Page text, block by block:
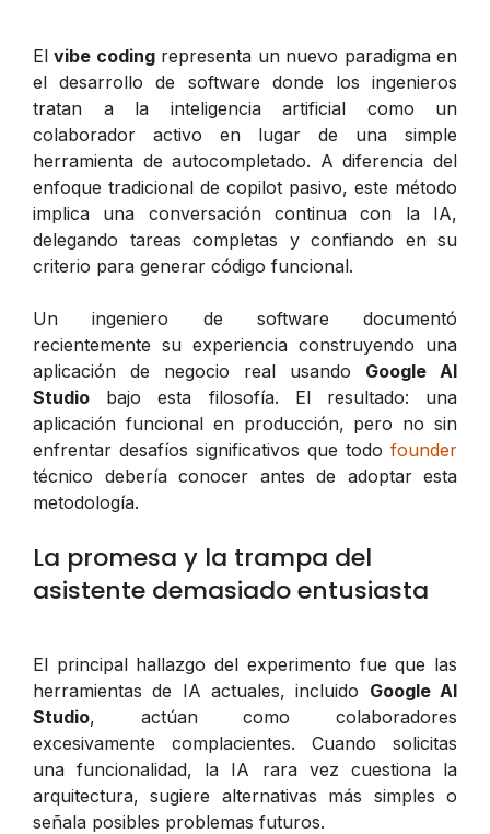
Elvibe codingrepresenta un nuevo paradigma en
el desarrollo de software donde los ingenieros
tratan a la inteligencia artificial como un
colaborador activo en lugar de una simple
herramienta de autocompletado. A diferencia del
enfoque tradicional de copilot pasivo, este método
implica una conversación continua con la IA,
delegando tareas completas y confiando en su
criterio para generar código funcional.
Un ingeniero de software documentó
recientemente su experiencia construyendo una
aplicación de negocio real usando Google AI
Studio bajo esta filosofía. El resultado: una
aplicación funcional en producción, pero no sin
enfrentar desafíos significativos que todo founder
técnico debería conocer antes de adoptar esta
metodología.
La promesa y la trampa del
asistente demasiado entusiasta
El principal hallazgo del experimento fue que las
herramientas de IA actuales, incluido Google AI
Studio, actúan como colaboradores
excesivamente complacientes. Cuando solicitas
una funcionalidad, la IA rara vez cuestiona la
arquitectura, sugiere alternativas más simples o
señala posibles problemas futuros.